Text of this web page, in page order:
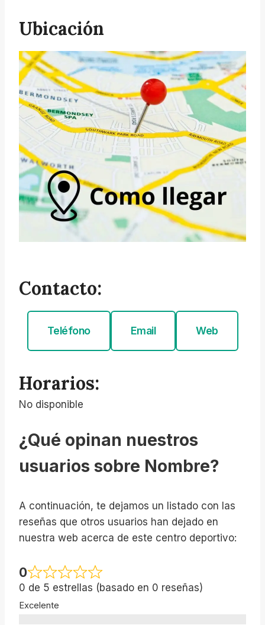
Ubicación
Contacto:
Teléfono Email Web
Horarios:
No disponible
¿Qué opinan nuestros
usuarios sobre Nombre?
A continuación, te dejamos un listado con las
reseñas que otros usuarios han dejado en
nuestra web acerca de este centro deportivo:
0
0 de 5 estrellas (basado en 0 reseñas)
Excelente